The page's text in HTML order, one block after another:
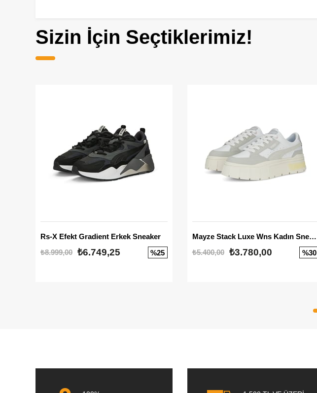
Sizin İçin Seçtiklerimiz!
Rs-X Efekt Gradient Erkek Sneaker
₺8.999,00 ₺6.749,25 %25
Mayze Stack Luxe Wns Kadın Sneaker
₺5.400,00
₺3.780,00 %30